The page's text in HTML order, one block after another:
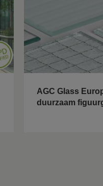
AGC Glass
duurzaam